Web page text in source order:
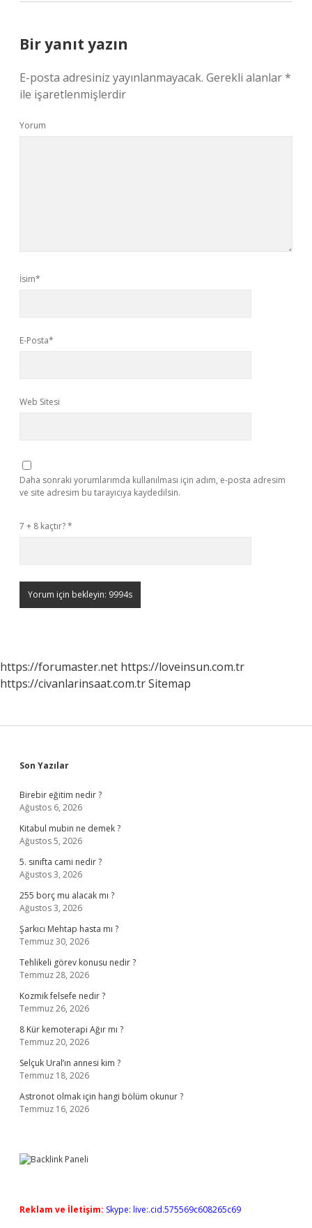
Bir yanıt yazın
E-posta adresiniz yayınlanmayacak. Gerekli alanlar*
ile işaretlenmişlerdir
Yorum
İsim*
E-Posta*
Web Sitesi
Daha sonraki yorumlarımda kullanılması için adım, e-posta adresim
ve site adresim bu tarayıcıya kaydedilsin.
7 + 8 kaçtır?*
https://forumaster.net https://loveinsun.com.tr
https://civanlarinsaat.com.trSitemap
Sidebar
Son Yazılar
Birebir eğitim nedir ?
Ağustos 6, 2026
Kitabul mubin ne demek ?
Ağustos 5, 2026
5. sınıfta cami nedir ?
Ağustos 3, 2026
255 borç mu alacak mı ?
Ağustos 3, 2026
Şarkıcı Mehtap hasta mı ?
Temmuz 30, 2026
Tehlikeli görev konusu nedir ?
Temmuz 28, 2026
Kozmik felsefe nedir ?
Temmuz 26, 2026
8 Kür kemoterapi Ağır mı ?
Temmuz 20, 2026
Selçuk Ural’ın annesi kim ?
Temmuz 18, 2026
Astronot olmak için hangi bölüm okunur ?
Temmuz 16, 2026
Reklam ve İletişim: Skype: live:.cid.575569c608265c69